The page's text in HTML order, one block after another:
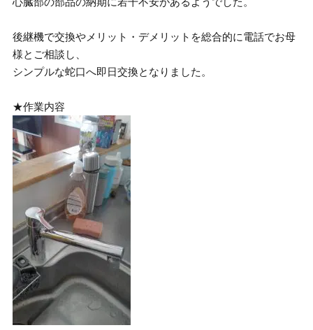
後継機で交換やメリット・デメリットを総合的に電話でお母
様とご相談し、
シンプルな蛇口へ即日交換となりました。
★作業内容